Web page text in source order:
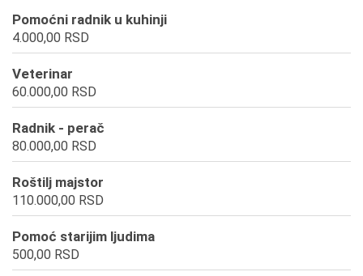
Pomoćni radnik u kuhinji
4.000,00 RSD
Veterinar
60.000,00 RSD
Radnik - perač
80.000,00 RSD
Roštilj majstor
110.000,00 RSD
Pomoć starijim ljudima
500,00 RSD